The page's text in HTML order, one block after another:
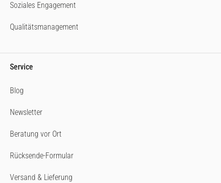
Soziales Engagement
Qualitätsmanagement
Service
Blog
Newsletter
Beratung vor Ort
Rücksende-Formular
Versand & Lieferung